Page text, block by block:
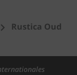
Rustica Oud